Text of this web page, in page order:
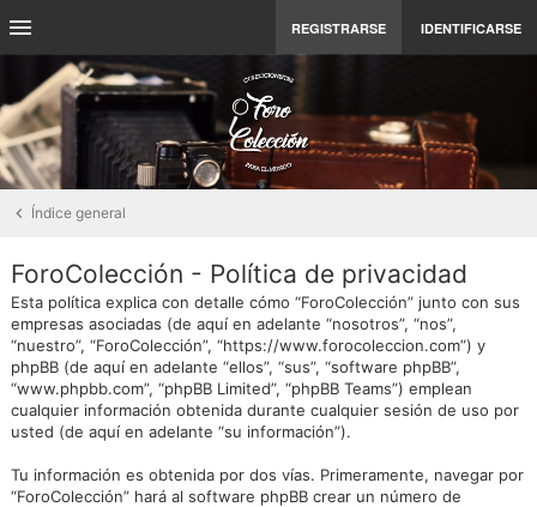
REGISTRARSE IDENTIFICARSE
Índice general
ForoColección - Política de privacidad
Esta política explica con detalle cómo “ForoColección” junto con sus
empresas asociadas (de aquí en adelante “nosotros”, “nos”,
“nuestro”, “ForoColección”, “https://www.forocoleccion.com”) y
phpBB (de aquí en adelante “ellos”, “sus”, “software phpBB”,
“www.phpbb.com”, “phpBB Limited”, “phpBB Teams”) emplean
cualquier información obtenida durante cualquier sesión de uso por
usted (de aquí en adelante “su información”).
Tu información es obtenida por dos vías. Primeramente, navegar por
“ForoColección” hará al software phpBB crear un número de